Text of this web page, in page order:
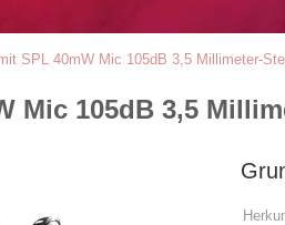
SPL 40mW Mic 105dB 3,5 Millimeter-
Mic 105dB 3,5